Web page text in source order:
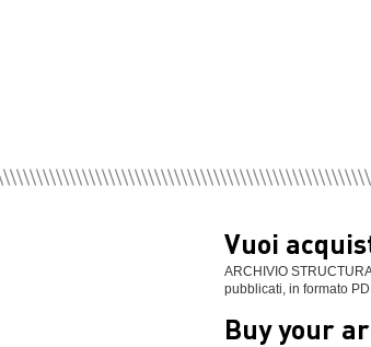
Vuoi
ARCHIVIO
pubblicati, in formato
Buy your